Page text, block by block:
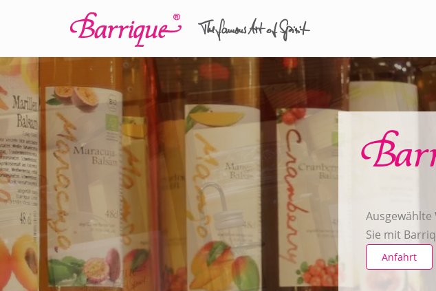
Ausgewählte
Sie mit
Anfahrt